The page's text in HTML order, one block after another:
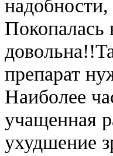
Покопалась
препарат
Наиболее
учащенная
ухудшение